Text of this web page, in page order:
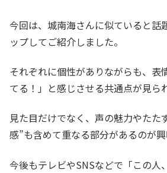
今回は、城南海さんに似ていると話
ップしてご紹介しました。
それぞれに個性がありながらも、表
てる！」と感じさせる共通点が見ら
見た目だけでなく、声の魅力やたた
感”も含めて重なる部分があるのが興
今後もテレビやSNSなどで「この人